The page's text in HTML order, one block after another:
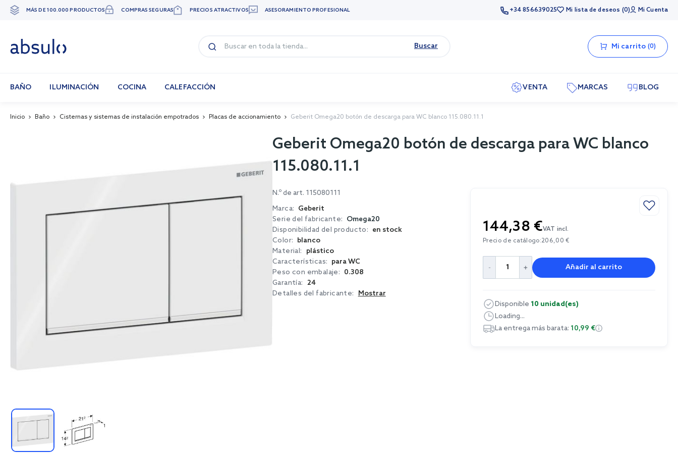
Ir
MÁS DE 100.000 PRODUCTOS COMPRAS SEGURAS PRECIOS ATRACTIVOS ASESORAMIENTO PROFESIONAL +34 856639025 Mi lista de deseos 0 Mi Cuenta
Buscar Mi carrito 0
BAÑO ILUMINACIÓN COCINA CALEFACCIÓN VENTA MARCAS BLOG
Inicio Baño Cisternas y sistemas de instalación empotrados Placas de accionamiento Geberit Omega20 botón de descarga para WC blanco 115.080.11.1
the
Geberit Omega20 botón de descarga para WC blanco
115.080.11.1
N.º de art. 115080111
Marca: Geberit
Serie del fabricante: Omega20
Disponibilidad del producto: en stock
Color: blanco
Material:
plástico
Características: para WC
Peso con embalaje: 0.308
Garantía: 24
Detalles del fabricante:
Mostrar
144,38 €VAT incl.
Precio de catálogo:206,00 €
Añadir al carrito
Disponible 10 unidad(es)
Loading...
La entrega más barata: 10,99 €